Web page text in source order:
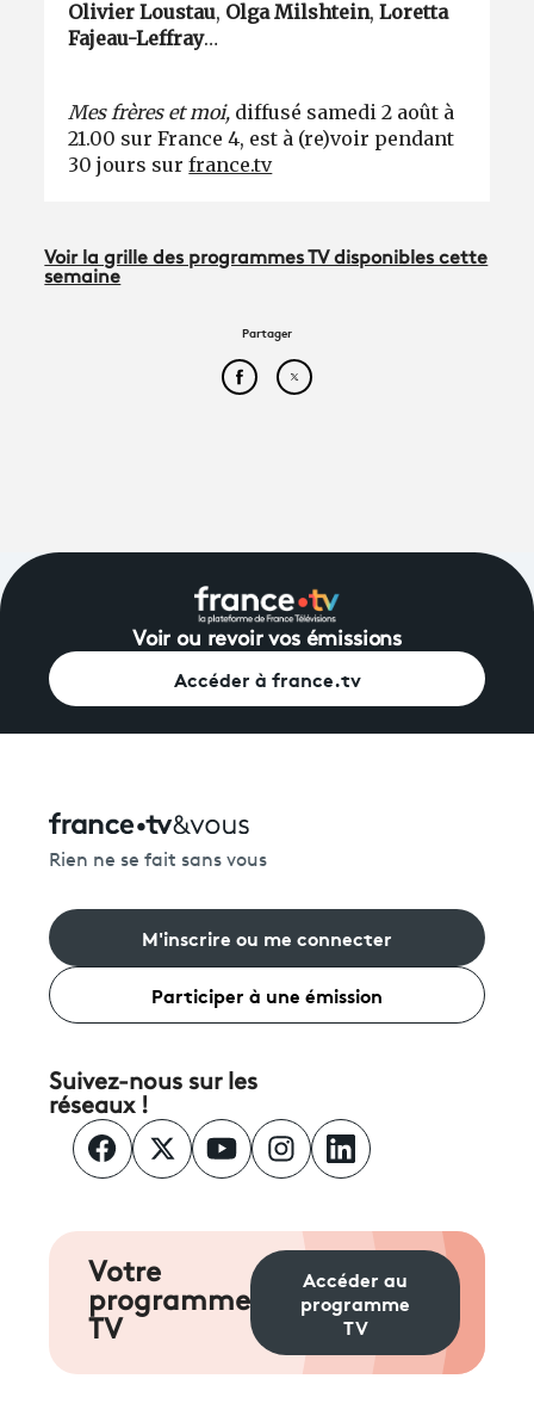
Olivier Loustau, Olga Milshtein, Loretta
Fajeau-Leffray…
Mes frères et moi, diffusé samedi 2 août à
21.00 sur France 4, est à (re)voir pendant
30 jours surfrance.tv
Voir la grille des programmes TV disponibles cette
semaine
Partager
Partager cet article sur
Partager cet article sur
Voir ou revoir vos émissions
Accéder à france.tv
Rien ne se fait sans vous
M'inscrire ou me connecter
Participer à une émission
Suivez-nous sur les
réseaux !
Votre
programme
TV
Accéder au
programme
TV